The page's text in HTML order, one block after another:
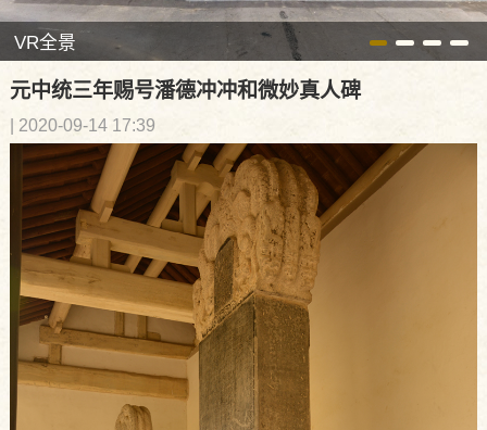
VR全景
元中统三年赐号潘德冲冲和微妙真人碑
| 2020-09-14 17:39